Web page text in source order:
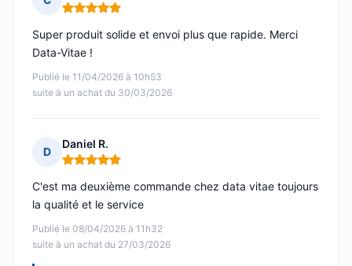
Note : 5 sur 5
Publié le 11/04/2026 à 10h53
suite à un achat du 30/03/2026
Super produit solide et envoi plus que rapide. Merci
Data-Vitae !
D
Daniel R.
Note : 5 sur 5
Publié le 08/04/2026 à 11h32
suite à un achat du 27/03/2026
C'est ma deuxième commande chez data vitae toujours
la qualité et le service